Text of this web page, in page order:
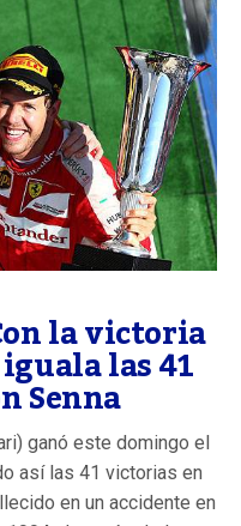
la victoria
las 41
Senna
ganó este domingo el
así las 41 victorias en
en un accidente en